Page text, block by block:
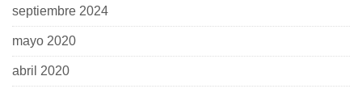
septiembre 2024
mayo 2020
abril 2020